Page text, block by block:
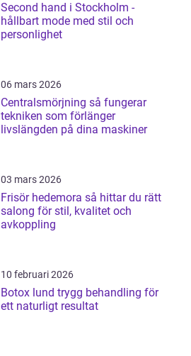
Second hand i Stockholm -
hållbart mode med stil och
personlighet
06 mars 2026
Centralsmörjning så fungerar
tekniken som förlänger
livslängden på dina maskiner
03 mars 2026
Frisör hedemora så hittar du rätt
salong för stil, kvalitet och
avkoppling
10 februari 2026
Botox lund trygg behandling för
ett naturligt resultat